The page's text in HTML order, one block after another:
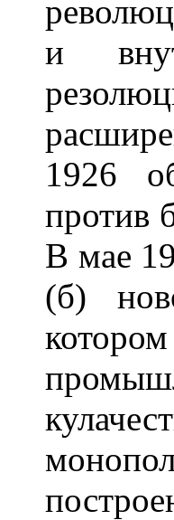
и
1926
против
В мае
(б)